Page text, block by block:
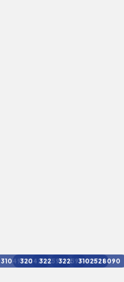
3104936250
3204256337
32259396313225944597
3102528090